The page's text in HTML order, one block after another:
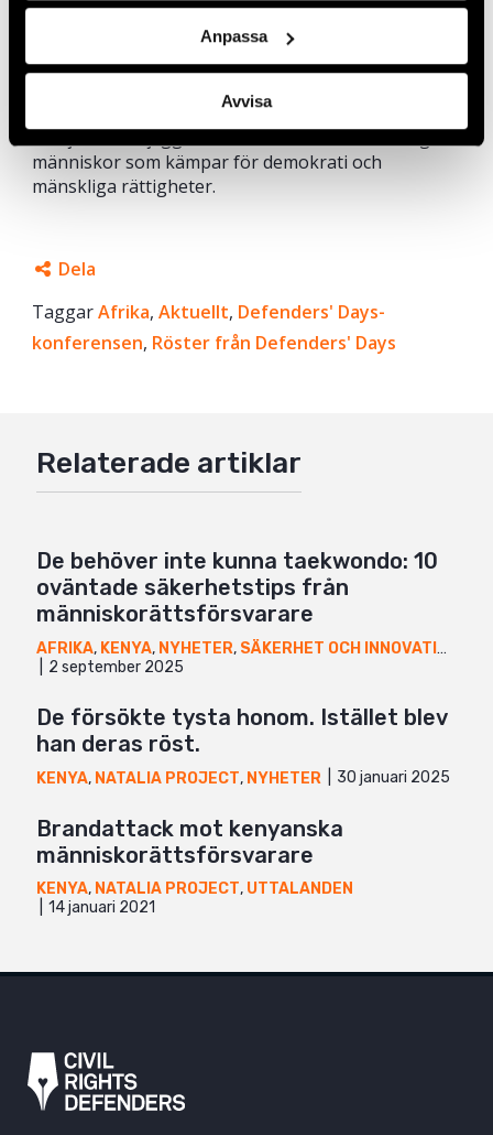
Anpassa
Avvisa
medel i kampen för mänskliga
Defenders’ Days-konferensen
världens största konferenser för och med
människorättsförsvarare. Konferensen organiseras
av Civil Rights Defenders varannat år för att stärka,
stödja och möjliggöra nätverkande för de modiga
människor som kämpar för demokrati och
mänskliga rättigheter.
Dela
Facebook
Twitter
TaggarAfrika, Aktuellt, Defenders' Days-
konferensen, Röster från Defenders' Days
Relaterade artiklar
De behöver inte kunna taekwondo: 10
oväntade säkerhetstips från
människorättsförsvarare
AFRIKA, KENYA, NYHETER, SÄKERHET OCH INNOVATION
2 september 2025
De försökte tysta honom. Istället blev
han deras röst.
KENYA, NATALIA PROJECT, NYHETER 30 januari 2025
Brandattack mot kenyanska
människorättsförsvarare
KENYA, NATALIA PROJECT, UTTALANDEN
14 januari 2021